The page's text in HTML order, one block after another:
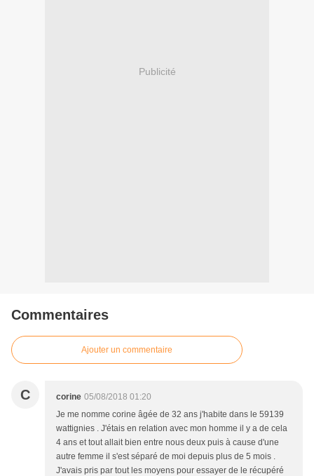
Publicité
Commentaires
Ajouter un commentaire
C corine 05/08/2018 01:20
Je me nomme corine âgée de 32 ans j'habite dans le 59139
wattignies . J'étais en relation avec mon homme il y a de cela
4 ans et tout allait bien entre nous deux puis à cause d'une
autre femme il s'est séparé de moi depuis plus de 5 mois .
J'avais pris par tout les moyens pour essayer de le récupéré